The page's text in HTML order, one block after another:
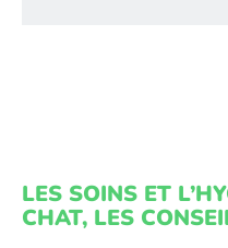
LES SOINS ET
CHAT, LES